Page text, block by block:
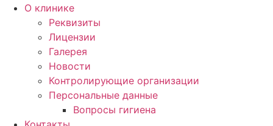
О клинике
Реквизиты
Лицензии
Галерея
Новости
Контролирующие организации
Персональные данные
Вопросы гигиена